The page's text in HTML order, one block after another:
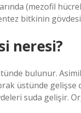
(mezofil
bitkinin
neresi?
bulunur.
üstünde
suda gelişir.